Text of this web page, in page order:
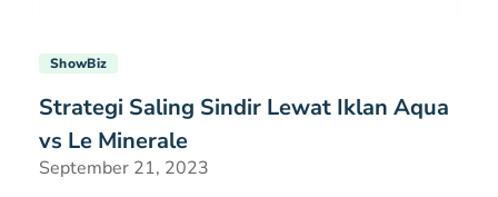
ShowBiz
Strategi Saling Sindir Lewat Iklan Aqua
vs Le Minerale
September 21, 2023